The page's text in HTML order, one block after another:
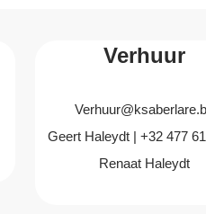
Verhuur
Geert Haleydt | +32 477
Renaat Haleydt